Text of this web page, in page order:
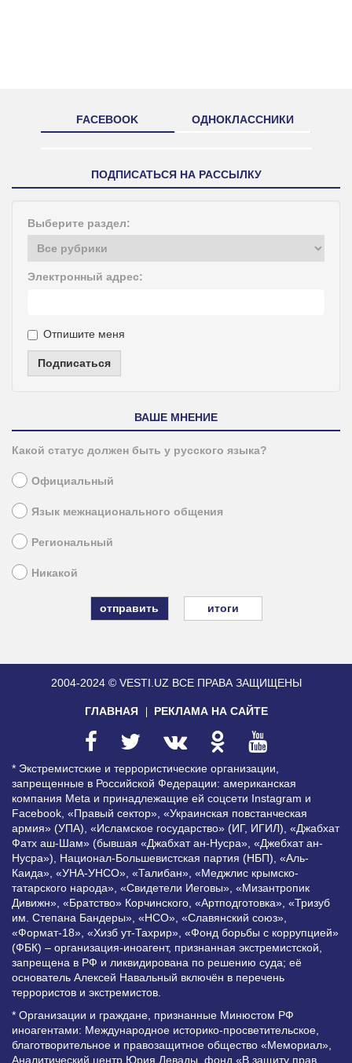
FACEBOOK ОДНОКЛАССНИКИ
ПОДПИСАТЬСЯ НА РАССЫЛКУ
Выберите раздел:
Электронный адрес:
Отпишите меня
Подписаться
ВАШЕ МНЕНИЕ
Какой статус должен быть у русского языка?
Официальный
Язык межнационального общения
Региональный
Никакой
итоги
2004-2024 © VESTI.UZ ВСЕ ПРАВА ЗАЩИЩЕНЫ
ГЛАВНАЯ РЕКЛАМА НА САЙТЕ
* Экстремистские и террористические организации,
запрещенные в Российской Федерации: американская
компания Meta и принадлежащие ей соцсети Instagram и
Facebook, «Правый сектор», «Украинская повстанческая
армия» (УПА), «Исламское государство» (ИГ, ИГИЛ), «Джабхат
Фатх аш-Шам» (бывшая «Джабхат ан-Нусра», «Джебхат ан-
Нусра»), Национал-Большевистская партия (НБП), «Аль-
Каида», «УНА-УНСО», «Талибан», «Меджлис крымско-
татарского народа», «Свидетели Иеговы», «Мизантропик
Дивижн», «Братство» Корчинского, «Артподготовка», «Тризуб
им. Степана Бандеры», «НСО», «Славянский союз»,
«Формат-18», «Хизб ут-Тахрир», «Фонд борьбы с коррупцией»
(ФБК) – организация-иноагент, признанная экстремистской,
запрещена в РФ и ликвидирована по решению суда; её
основатель Алексей Навальный включён в перечень
террористов и экстремистов.
* Организации и граждане, признанные Минюстом РФ
иноагентами: Международное историко-просветительское,
благотворительное и правозащитное общество «Мемориал»,
Аналитический центр Юрия Левады, фонд «В защиту прав